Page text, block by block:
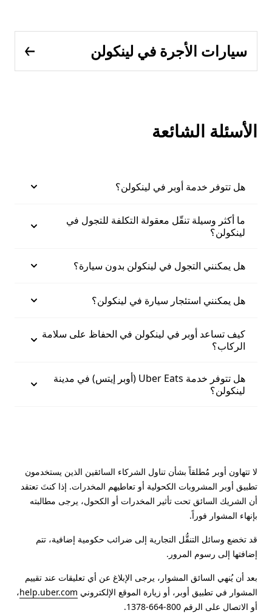
سيارات الأجرة في لينكولن
الأسئلة الشائعة
هل تتوفر خدمة أوبر في لينكولن؟
ما أكثر وسيلة تنقّل معقولة التكلفة للتجول في
لينكولن؟
هل يمكنني التجول في لينكولن بدون سيارة؟
هل يمكنني استئجار سيارة في لينكولن؟
كيف تساعد أوبر في لينكولن في الحفاظ على سلامة
الركاب؟
هل تتوفر خدمة Uber Eats (أوبر إيتس) في مدينة
لينكولن؟
لا تتهاون أوبر مُطلقاً بشأن تناول الشركاء السائقين الذين يستخدمون
تطبيق أوبر المشروبات الكحولية أو تعاطيهم المخدرات. إذا كنتَ تعتقد
أن الشريك السائق تحت تأثير المخدرات أو الكحول، يرجى مطالبته
بإنهاء المشوار فوراً.
قد تخضع وسائل التنقُّل التجارية إلى ضرائب حكومية إضافية، تتم
إضافتها إلى رسوم المرور.
بعد أن يُنهي السائق المشوار، يرجى الإبلاغ عن أي تعليقات عند تقييم
المشوار في تطبيق أوبر، أو زيارة الموقع الإلكتروني help.uber.com،
أو الاتصال على الرقم 800-664-1378.